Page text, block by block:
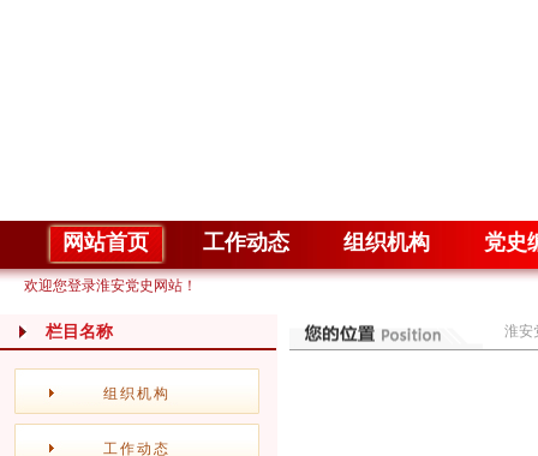
网站首页 工作动态 组织机构 党史
欢迎您登录淮安党史网站！
栏目名称
组织机构
工作动态
淮安